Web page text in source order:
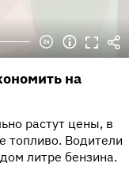
на
растут цены, в
топливо. Водители
литре бензина.